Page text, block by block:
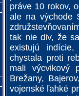
práve 10 rokov,
ale na východe
tak nie div, že
existujú
chystala proti
mali výcvikový
Brežany,
vojenské ľahké